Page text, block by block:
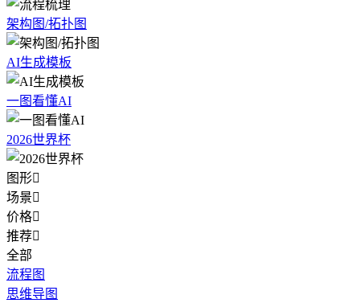
架构图/拓扑图
AI生成模板
一图看懂AI
2026世界杯
图形
场景
价格
推荐
全部
流程图
思维导图